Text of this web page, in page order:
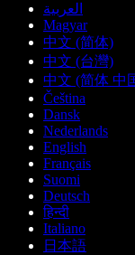
العربية
Magyar
中文 (简体)
中文 (台灣)
中文 (简体 中
Čeština
Dansk
Nederlands
English
Français
Suomi
Deutsch
हिन्दी
Italiano
日本語